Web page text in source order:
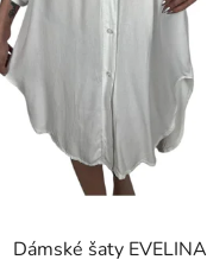
Dámské šaty EVELINA